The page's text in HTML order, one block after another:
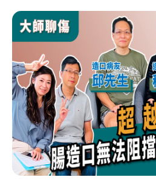
自信與美麗！
在這次的大師療傷系列直播中，我們
管理有關的重要知識。